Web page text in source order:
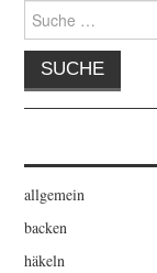
Suche
nach:
allgemein
backen
häkeln